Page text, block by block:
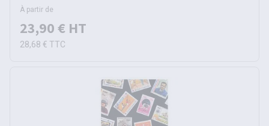
À partir de
23,90 € HT
28,68 € TTC